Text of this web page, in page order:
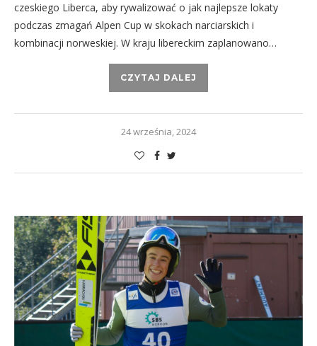
czeskiego Liberca, aby rywalizować o jak najlepsze lokaty
podczas zmagań Alpen Cup w skokach narciarskich i
kombinacji norweskiej. W kraju libereckim zaplanowano…
CZYTAJ DALEJ
24 września, 2024